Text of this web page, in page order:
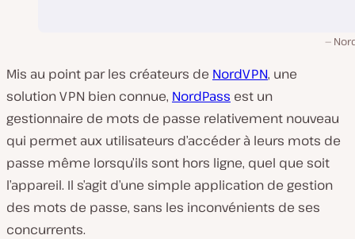
Mis au point par les créateurs de NordVPN, une
solution VPN bien connue, NordPass est un
gestionnaire de mots de passe relativement nouveau
qui permet aux utilisateurs d’accéder à leurs mots de
passe même lorsqu’ils sont hors ligne, quel que soit
l’appareil. Il s’agit d’une simple application de gestion
des mots de passe, sans les inconvénients de ses
concurrents.